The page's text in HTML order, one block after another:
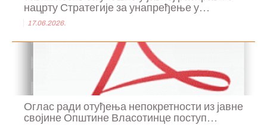
нацрту Стратегије за унапређење у...
17.06.2026.
Оглас ради отуђења непокретности из јавне
својине Општине Власотинце поступ...